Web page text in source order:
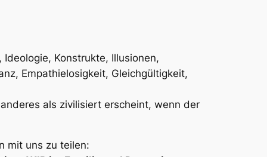
Konstrukte, Illusionen,
Empathielosigkeit, Gleichgültigkeit,
als zivilisiert erscheint, wenn der
mit uns zu teilen: